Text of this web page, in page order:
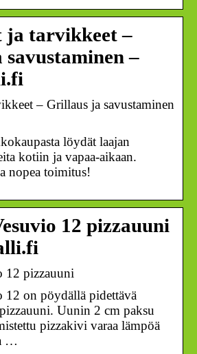
ja tarvikkeet –
–
– Grillaus ja savustaminen
löydät laajan
kotiin ja vapaa-aikaan.
nopea toimitus!
12 pizzauuni
12 pizzauuni
12 on pöydällä pidettävä
Uunin 2 cm paksu
pizzakivi varaa lämpöä
…